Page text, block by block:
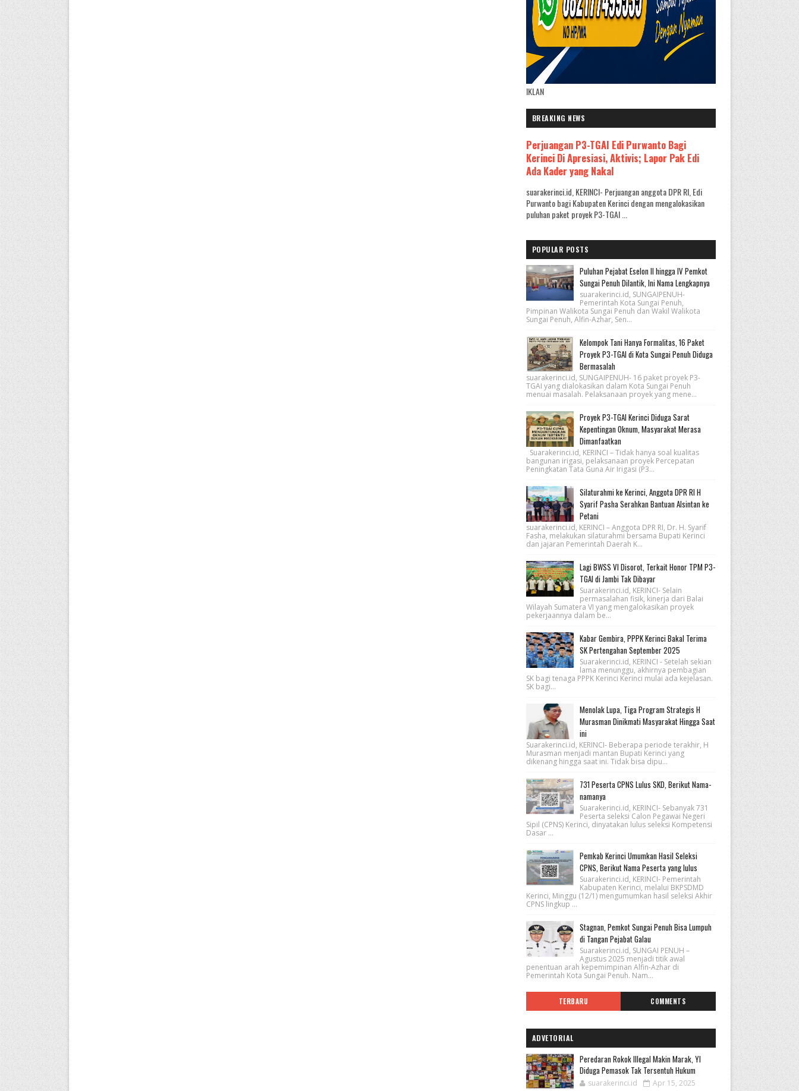
IKLAN
BREAKING NEWS
Perjuangan P3-TGAI Edi Purwanto Bagi
Kerinci Di Apresiasi, Aktivis; Lapor Pak Edi
Ada Kader yang Nakal
suarakerinci.id, KERINCI- Perjuangan anggota DPR RI, Edi
Purwanto bagi Kabupaten Kerinci dengan mengalokasikan
puluhan paket proyek P3-TGAI ...
POPULAR POSTS
Puluhan Pejabat Eselon II hingga IV Pemkot
Sungai Penuh Dilantik, Ini Nama Lengkapnya
suarakerinci.id, SUNGAIPENUH-
Pemerintah Kota Sungai Penuh,
Pimpinan Walikota Sungai Penuh dan Wakil Walikota
Sungai Penuh, Alfin-Azhar, Sen...
Kelompok Tani Hanya Formalitas, 16 Paket
Proyek P3-TGAI di Kota Sungai Penuh Diduga
Bermasalah
suarakerinci.id, SUNGAIPENUH- 16 paket proyek P3-
TGAI yang dialokasikan dalam Kota Sungai Penuh
menuai masalah. Pelaksanaan proyek yang mene...
Proyek P3-TGAI Kerinci Diduga Sarat
Kepentingan Oknum, Masyarakat Merasa
Dimanfaatkan
Suarakerinci.id, KERINCI – Tidak hanya soal kualitas
bangunan irigasi, pelaksanaan proyek Percepatan
Peningkatan Tata Guna Air Irigasi (P3...
Silaturahmi ke Kerinci, Anggota DPR RI H
Syarif Pasha Serahkan Bantuan Alsintan ke
Petani
suarakerinci.id, KERINCI – Anggota DPR RI, Dr. H. Syarif
Fasha, melakukan silaturahmi bersama Bupati Kerinci
dan jajaran Pemerintah Daerah K...
Lagi BWSS VI Disorot, Terkait Honor TPM P3-
TGAI di Jambi Tak Dibayar
Suarakerinci.id, KERINCI- Selain
permasalahan fisik, kinerja dari Balai
Wilayah Sumatera VI yang mengalokasikan proyek
pekerjaannya dalam be...
Kabar Gembira, PPPK Kerinci Bakal Terima
SK Pertengahan September 2025
Suarakerinci.id, KERINCI - Setelah sekian
lama menunggu, akhirnya pembagian
SK bagi tenaga PPPK Kerinci Kerinci mulai ada kejelasan.
SK bagi...
Menolak Lupa, Tiga Program Strategis H
Murasman Dinikmati Masyarakat Hingga Saat
ini
Suarakerinci.id, KERINCI- Beberapa periode terakhir, H
Murasman menjadi mantan Bupati Kerinci yang
dikenang hingga saat ini. Tidak bisa dipu...
731 Peserta CPNS Lulus SKD, Berikut Nama-
namanya
Suarakerinci.id, KERINCI- Sebanyak 731
Peserta seleksi Calon Pegawai Negeri
Sipil (CPNS) Kerinci, dinyatakan lulus seleksi Kompetensi
Dasar ...
Pemkab Kerinci Umumkan Hasil Seleksi
CPNS, Berikut Nama Peserta yang lulus
Suarakerinci.id, KERINCI- Pemerintah
Kabupaten Kerinci, melalui BKPSDMD
Kerinci, Minggu (12/1) mengumumkan hasil seleksi Akhir
CPNS lingkup ...
Stagnan, Pemkot Sungai Penuh Bisa Lumpuh
di Tangan Pejabat Galau
Suarakerinci.id, SUNGAI PENUH –
Agustus 2025 menjadi titik awal
penentuan arah kepemimpinan Alfin-Azhar di
Pemerintah Kota Sungai Penuh. Nam...
TERBARU COMMENTS
ADVETORIAL
Peredaran Rokok Illegal Makin Marak, YI
Diduga Pemasok Tak Tersentuh Hukum
suarakerinci.id Apr 15, 2025